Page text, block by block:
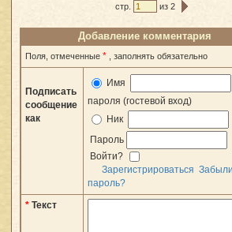
стр. из 2
Добавление комментария
Поля, отмеченные * , заполнять обязательно
Подписать
сообщение
как
Имя
пароля (гостевой вход)
Ник
Пароль
Войти?
Зарегистрироваться
пароль?
* Текст